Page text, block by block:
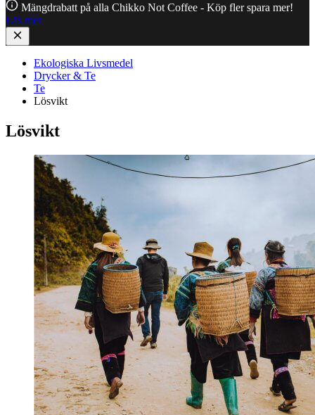
Mängdrabatt på alla Chikko Not Coffee - Köp fler spara mer!
Läs mer
Ekologiska Livsmedel
Drycker & Te
Te
Lösvikt
Lösvikt